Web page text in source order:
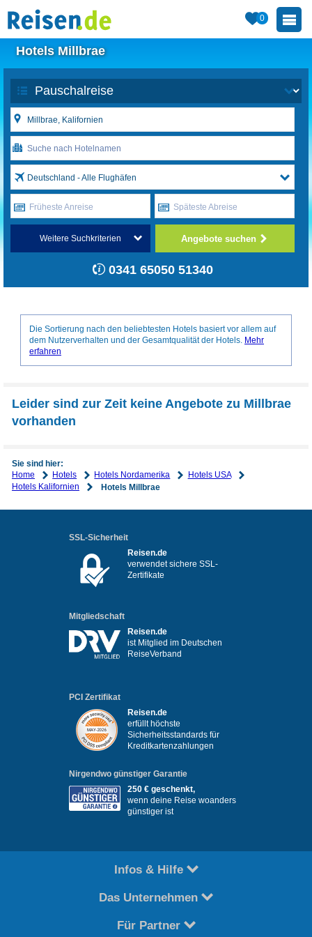
0
Hotels Millbrae
Deutschland - Alle Flughäfen
Früheste Anreise Späteste Abreise
Weitere Suchkriterien Angebote suchen
0341 65050 51340
Die Sortierung nach den beliebtesten Hotels basiert vor allem auf
dem Nutzerverhalten und der Gesamtqualität der Hotels. Mehr
erfahren
Leider sind zur Zeit keine Angebote zu Millbrae
vorhanden
Sie sind hier:
Home
Hotels Hotels Nordamerika
Hotels USA
Hotels Kalifornien
Hotels Millbrae
SSL-Sicherheit
Reisen.de
verwendet sichere SSL-
Zertifikate
Mitgliedschaft
Reisen.de
ist Mitglied im Deutschen
ReiseVerband
PCI Zertifikat
Reisen.de
erfüllt höchste
Sicherheitsstandards für
Kreditkartenzahlungen
Nirgendwo günstiger Garantie
250 € geschenkt,
wenn deine Reise woanders
günstiger ist
Infos & Hilfe
Das Unternehmen
Für Partner